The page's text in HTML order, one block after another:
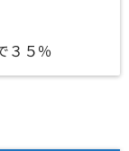
３５％